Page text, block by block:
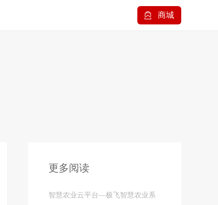
商城
更多阅读
智慧农业云平台—极飞智慧农业系